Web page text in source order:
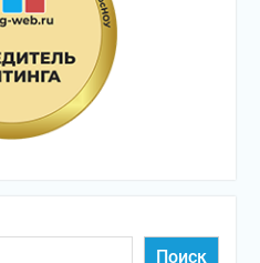
Поиск